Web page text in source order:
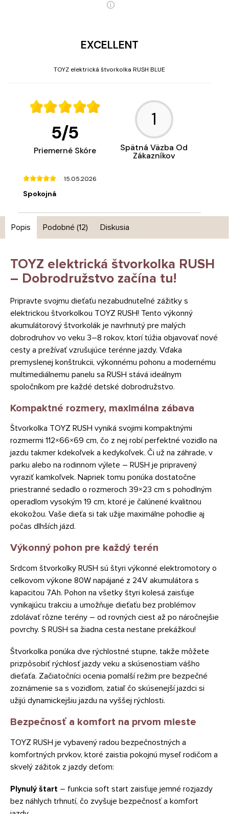
EXCELLENT
TOYZ elektrická štvorkolka RUSH BLUE
5/5
Priemerné Skóre
1
Spätná Väzba Od
Zákazníkov
15.05.2026
Spokojná
Popis Podobné (12) Diskusia
TOYZ elektrická štvorkolka RUSH
– Dobrodružstvo začína tu!
Pripravte svojmu dieťaťu nezabudnuteľné zážitky s
elektrickou štvorkolkou TOYZ RUSH! Tento výkonný
akumulátorový štvorkolák je navrhnutý pre malých
dobrodruhov vo veku 3–8 rokov, ktorí túžia objavovať nové
cesty a prežívať vzrušujúce terénne jazdy. Vďaka
premyslenej konštrukcii, výkonnému pohonu a modernému
multimediálnemu panelu sa RUSH stává ideálnym
spoločníkom pre každé detské dobrodružstvo.
Kompaktné rozmery, maximálna zábava
Štvorkolka TOYZ RUSH vyniká svojimi kompaktnými
rozmermi 112×66×69 cm, čo z nej robí perfektné vozidlo na
jazdu takmer kdekoľvek a kedykoľvek. Či už na záhrade, v
parku alebo na rodinnom výlete – RUSH je pripravený
vyraziť kamkoľvek. Napriek tomu ponúka dostatočne
priestranné sedadlo o rozmeroch 39×23 cm s pohodlným
operadlom vysokým 19 cm, ktoré je čalúnené kvalitnou
ekokožou. Vaše dieťa si tak užije maximálne pohodlie aj
počas dlhších jázd.
Výkonný pohon pre každý terén
Srdcom štvorkolky RUSH sú štyri výkonné elektromotory o
celkovom výkone 80W napájané z 24V akumulátora s
kapacitou 7Ah. Pohon na všetky štyri kolesá zaisťuje
vynikajúcu trakciu a umožňuje dieťaťu bez problémov
zdolávať rôzne terény – od rovných ciest až po náročnejšie
povrchy. S RUSH sa žiadna cesta nestane prekážkou!
Štvorkolka ponúka dve rýchlostné stupne, takže môžete
prizpôsobiť rýchlosť jazdy veku a skúsenostiam vášho
dieťaťa. Začiatočníci ocenia pomalší režim pre bezpečné
zoznámenie sa s vozidlom, zatiaľ čo skúsenejší jazdci si
užijú dynamickejšiu jazdu na vyššej rýchlosti.
Bezpečnosť a komfort na prvom mieste
TOYZ RUSH je vybavený radou bezpečnostných a
komfortných prvkov, ktoré zaistia pokojnú myseľ rodičom a
skvelý zážitok z jazdy deťom:
Plynulý štart – funkcia soft start zaisťuje jemné rozjazdy
bez náhlych trhnutí, čo zvyšuje bezpečnosť a komfort